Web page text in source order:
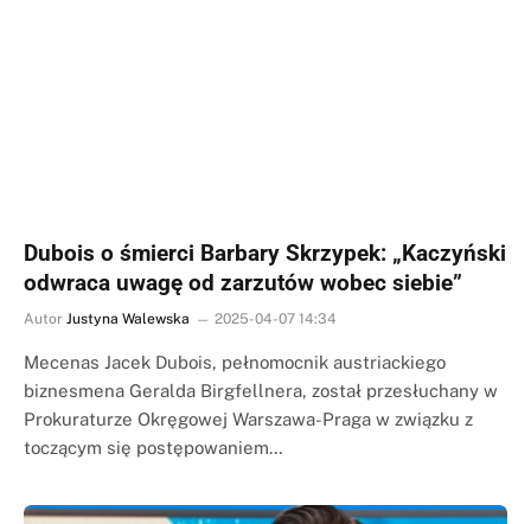
Dubois o śmierci Barbary Skrzypek: „Kaczyński
odwraca uwagę od zarzutów wobec siebie”
Autor Justyna Walewska 2025-04-07 14:34
Mecenas Jacek Dubois, pełnomocnik austriackiego
biznesmena Geralda Birgfellnera, został przesłuchany w
Prokuraturze Okręgowej Warszawa-Praga w związku z
toczącym się postępowaniem…